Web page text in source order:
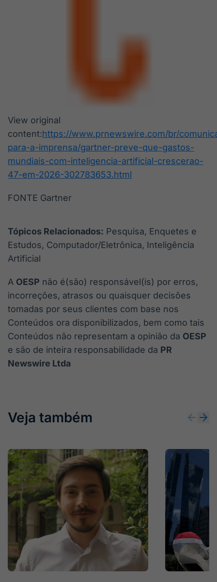
View original
content:https://www.prnewswire.com/br/
para-a-imprensa/gartner-preve-que-gastos-
mundiais-com-inteligencia-artificial-crescerao-
47-em-2026-302783653.html
FONTE Gartner
Tópicos Relacionados: Pesquisa, Enquetes e
Estudos, Computador/Eletrônica, Inteligência
Artificial
A OESP não é(são) responsável(is) por erros,
incorreções, atrasos ou quaisquer decisões
tomadas por seus clientes com base nos
Conteúdos ora disponibilizados, bem como tais
Conteúdos não representam a opinião da OESP
e são de inteira responsabilidade da PR
Newswire Ltda
Veja também